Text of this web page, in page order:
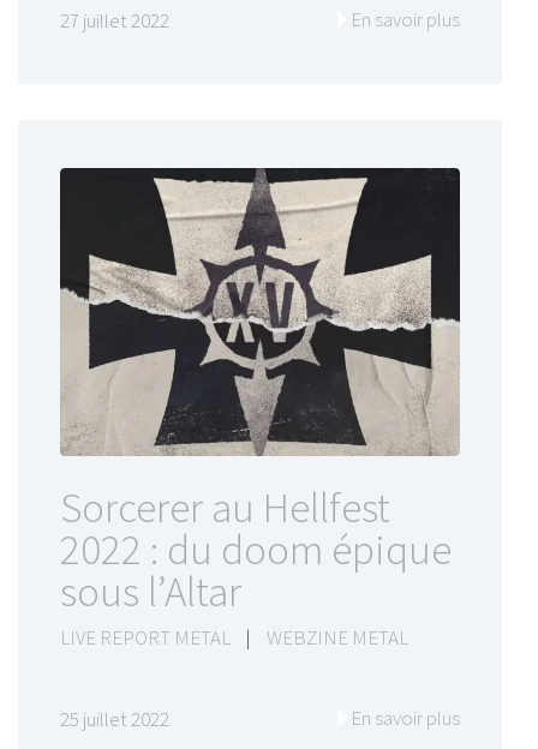
27 juillet 2022 En savoir plus
Sorcerer au Hellfest
2022 : du doom épique
sous l’Altar
LIVE REPORT METAL | WEBZINE METAL
25 juillet 2022 En savoir plus